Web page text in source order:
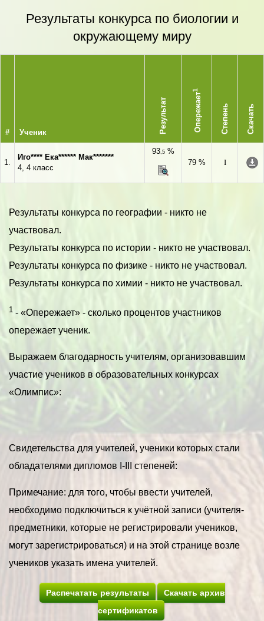
Результаты конкурса по биологии и
окружающему миру
# Ученик Результат Опережает
1
Степень Скачать
1.
Иго**** Ека****** Мак*******
4, 4 класс
93,5%
79 %
I
Результаты конкурса по географии - никто не
участвовал.
Результаты конкурса по истории - никто не участвовал.
Результаты конкурса по физике - никто не участвовал.
Результаты конкурса по химии - никто не участвовал.
1 - «Опережает» - сколько процентов участников
опережает ученик.
Выражаем благодарность учителям, организовавшим
участие учеников в образовательных конкурсах
«Олимпис»:
Свидетельства для учителей, ученики которых стали
обладателями дипломов I-III степеней:
Примечание: для того, чтобы ввести учителей,
необходимо подключиться к учётной записи (учителя-
предметники, которые не регистрировали учеников,
могут зарегистрироваться) и на этой странице возле
учеников указать имена учителей.
Распечатать результаты
Скачать архив
сертификатов